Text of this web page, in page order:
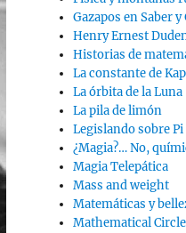
Gazapos en Saber y
Henry Ernest
Historias de
La constante de
La órbita de la Luna
La pila de limón
Legislando sobre Pi
¿Magia?… No,
Magia Telepática
Mass and weight
Matemáticas y
Mathematical